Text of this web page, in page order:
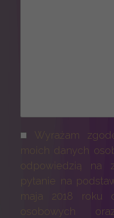
Wyrażam
moich danych
odpowiedzią na
pytanie na
maja 2018 roku
osobowych